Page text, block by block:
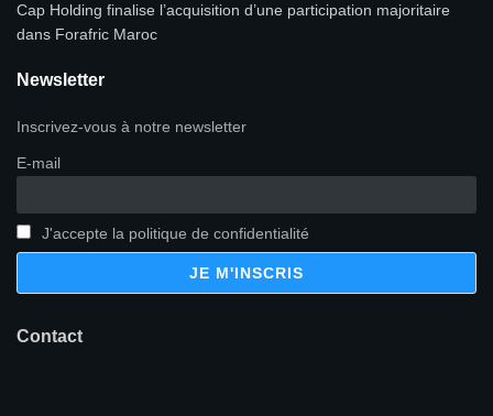
Cap Holding finalise l’acquisition d’une participation majoritaire
dans Forafric Maroc
Newsletter
Inscrivez-vous à notre newsletter
E-mail
J'accepte la politique de confidentialité
Contact